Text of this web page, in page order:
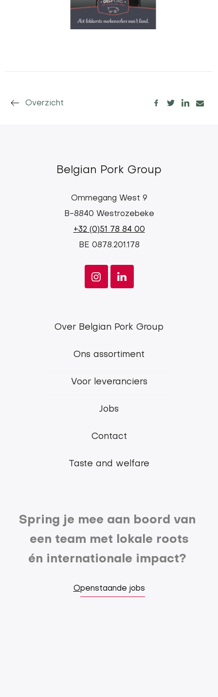
Overzicht
Belgian Pork Group
Ommegang West 9
B-8840 Westrozebeke
+32 (0)51 78 84 00
BE 0878.201.178
Footer
Belgian
Pork
Over Belgian Pork Group
Ons assortiment
Voor leveranciers
Jobs
Contact
Taste and welfare
Spring je mee aan boord van
een team met lokale roots
én internationale impact?
Openstaande jobs